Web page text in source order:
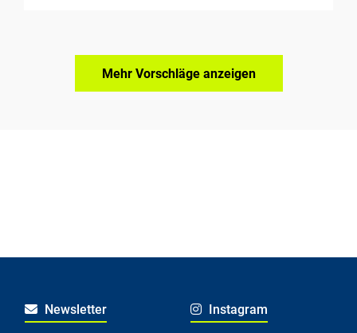
Mehr Vorschläge anzeigen
Newsletter Instagram